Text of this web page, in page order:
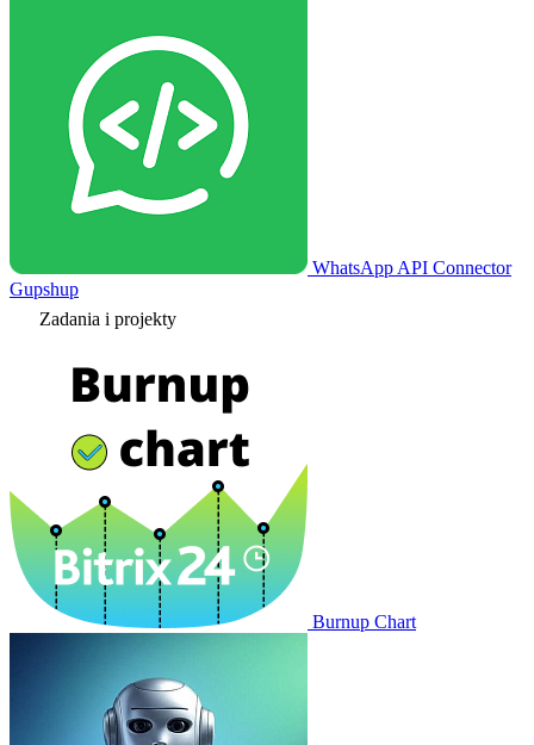
WhatsApp API Connector
Gupshup
Zadania i projekty
Burnup Chart